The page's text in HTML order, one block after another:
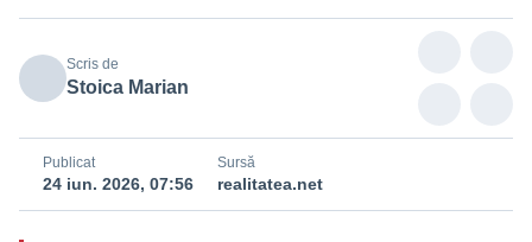
Scris de
Stoica Marian
Publicat
24 iun. 2026, 07:56
Sursă
realitatea.net